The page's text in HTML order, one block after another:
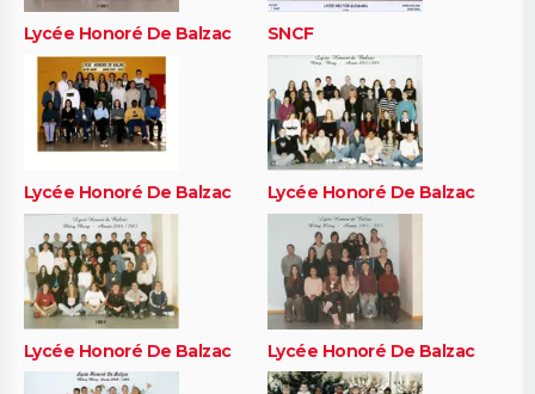
Lycée Honoré De Balzac SNCF
Lycée Honoré De Balzac Lycée Honoré De Balzac
Lycée Honoré De Balzac Lycée Honoré De Balzac